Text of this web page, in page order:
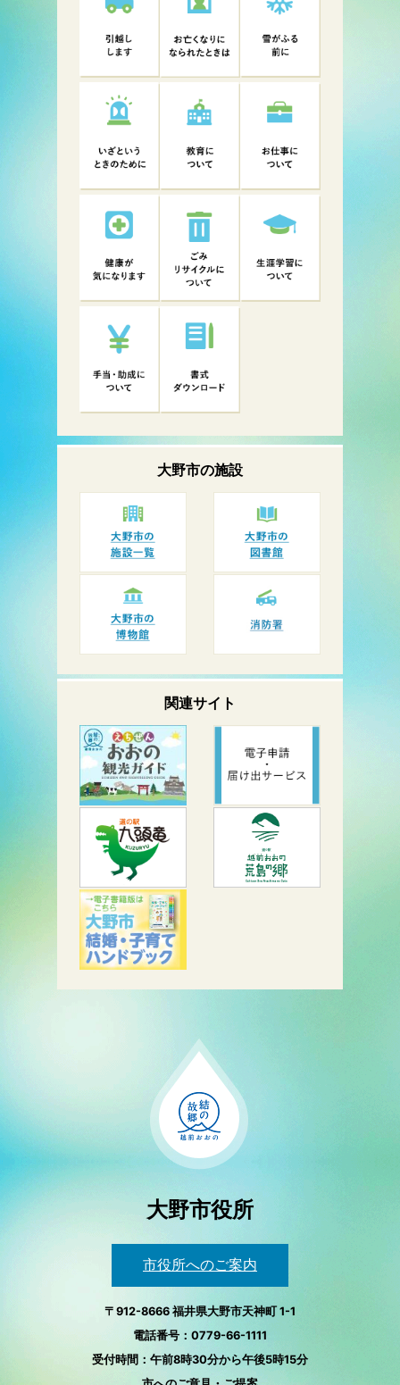
大野市の施設
関連サイト
大野市役所
市役所へのご案内
〒912-8666 福井県大野市天神町 1-1
電話番号：0779-66-1111
受付時間：午前8時30分から午後5時15分